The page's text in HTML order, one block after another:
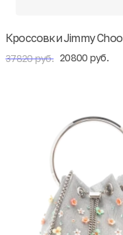
Кроссовки Jimmy Choo
37820 руб. 20800 руб.